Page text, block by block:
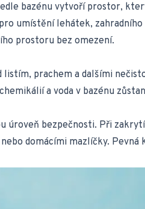
bazénu vytvoří prostor,
umístění lehátek,
prostoru bez omezení.
prachem a dalšími
a voda v bazénu
úroveň bezpečnosti. Při
domácími mazlíčky.